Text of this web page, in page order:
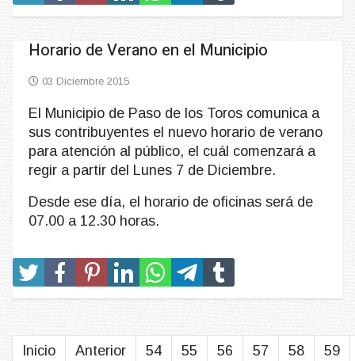
Horario de Verano en el Municipio
03 Diciembre 2015
El Municipio de Paso de los Toros comunica a
sus contribuyentes el nuevo horario de verano
para atención al público, el cuál comenzará a
regir a partir del Lunes 7 de Diciembre.
Desde ese día, el horario de oficinas será de
07.00 a 12.30 horas.
Inicio Anterior 54 55 56 57 58 59